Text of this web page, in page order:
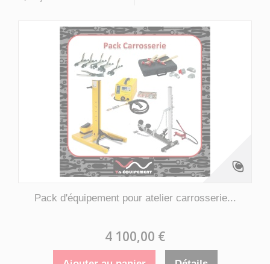
Pack d'équipement pour atelier carrosserie...
4 100,00 €